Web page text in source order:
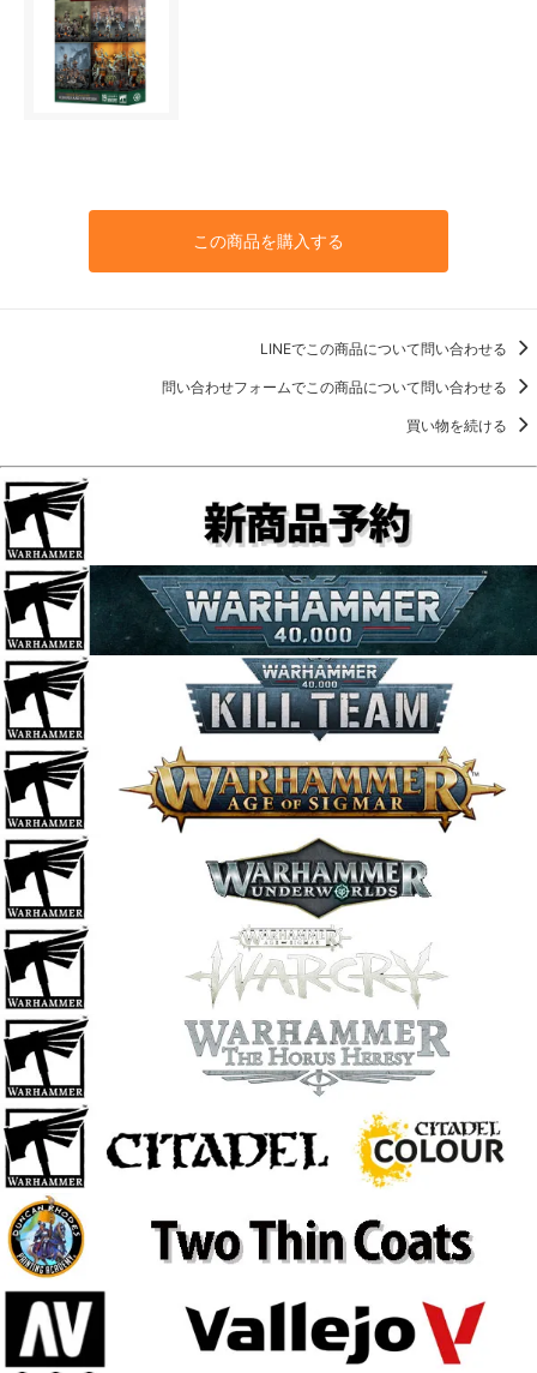
この商品を購入する
LINEでこの商品について問い合わせる
問い合わせフォームでこの商品について問い合わせる
買い物を続ける